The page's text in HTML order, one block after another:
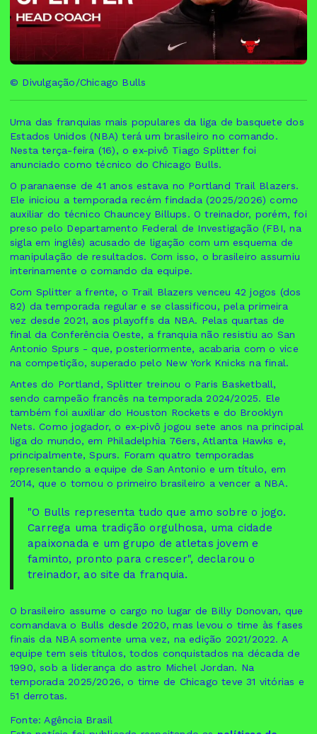
© Divulgação/Chicago Bulls
Uma das franquias mais populares da liga de basquete dos
Estados Unidos (NBA) terá um brasileiro no comando.
Nesta terça-feira (16), o ex-pivô Tiago Splitter foi
anunciado como técnico do Chicago Bulls.
O paranaense de 41 anos estava no Portland Trail Blazers.
Ele iniciou a temporada recém findada (2025/2026) como
auxiliar do técnico Chauncey Billups. O treinador, porém, foi
preso pelo Departamento Federal de Investigação (FBI, na
sigla em inglês) acusado de ligação com um esquema de
manipulação de resultados. Com isso, o brasileiro assumiu
interinamente o comando da equipe.
Com Splitter a frente, o Trail Blazers venceu 42 jogos (dos
82) da temporada regular e se classificou, pela primeira
vez desde 2021, aos playoffs da NBA. Pelas quartas de
final da Conferência Oeste, a franquia não resistiu ao San
Antonio Spurs - que, posteriormente, acabaria com o vice
na competição, superado pelo New York Knicks na final.
Antes do Portland, Splitter treinou o Paris Basketball,
sendo campeão francês na temporada 2024/2025. Ele
também foi auxiliar do Houston Rockets e do Brooklyn
Nets. Como jogador, o ex-pivô jogou sete anos na principal
liga do mundo, em Philadelphia 76ers, Atlanta Hawks e,
principalmente, Spurs. Foram quatro temporadas
representando a equipe de San Antonio e um título, em
2014, que o tornou o primeiro brasileiro a vencer a NBA.
"O Bulls representa tudo que amo sobre o jogo.
Carrega uma tradição orgulhosa, uma cidade
apaixonada e um grupo de atletas jovem e
faminto, pronto para crescer", declarou o
treinador, ao site da franquia.
O brasileiro assume o cargo no lugar de Billy Donovan, que
comandava o Bulls desde 2020, mas levou o time às fases
finais da NBA somente uma vez, na edição 2021/2022. A
equipe tem seis títulos, todos conquistados na década de
1990, sob a liderança do astro Michel Jordan. Na
temporada 2025/2026, o time de Chicago teve 31 vitórias e
51 derrotas.
Fonte: Agência Brasil